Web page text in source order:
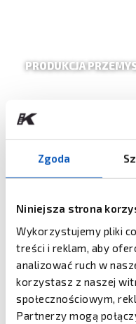
Zgoda
Niniejsza strona
Wykorzystujemy pliki
treści i reklam, aby
analizować ruch w
korzystasz z naszej
społecznościowym,
Partnerzy mogą
PRODUKCJA